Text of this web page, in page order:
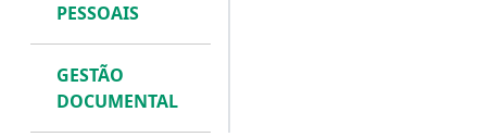
PESSOAIS
GESTÃO
DOCUMENTAL